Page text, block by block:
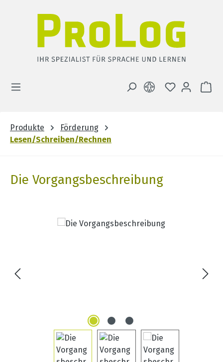
DU HAST 0
Produkte
Förderung
Lesen/Schreiben/Rechnen
Die Vorgangsbeschreibung
Bildergalerie überspringen